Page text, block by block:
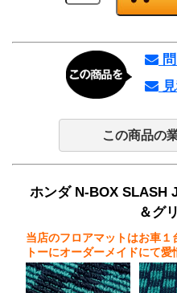
この商品の
ホンダ N-BOX SLASH
＆グ
当店のフロアマットはお車１
トーにオーダーメイドにて愛